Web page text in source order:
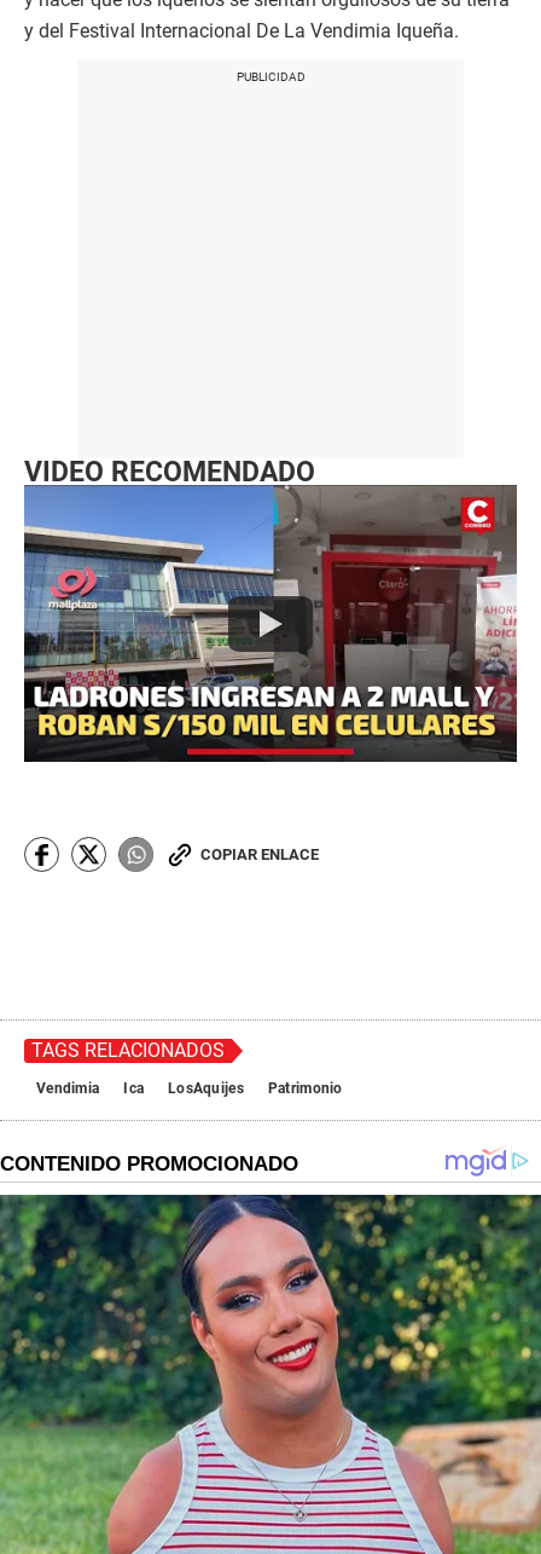
y del Festival Internacional De La Vendimia Iqueña.
VIDEO RECOMENDADO
COPIAR ENLACE
TAGS RELACIONADOS
Vendimia Ica LosAquijes Patrimonio